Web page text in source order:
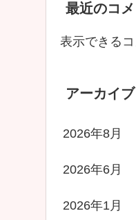
最近のコメ
表示できるコ
アーカイブ
2026年8月
2026年6月
2026年1月